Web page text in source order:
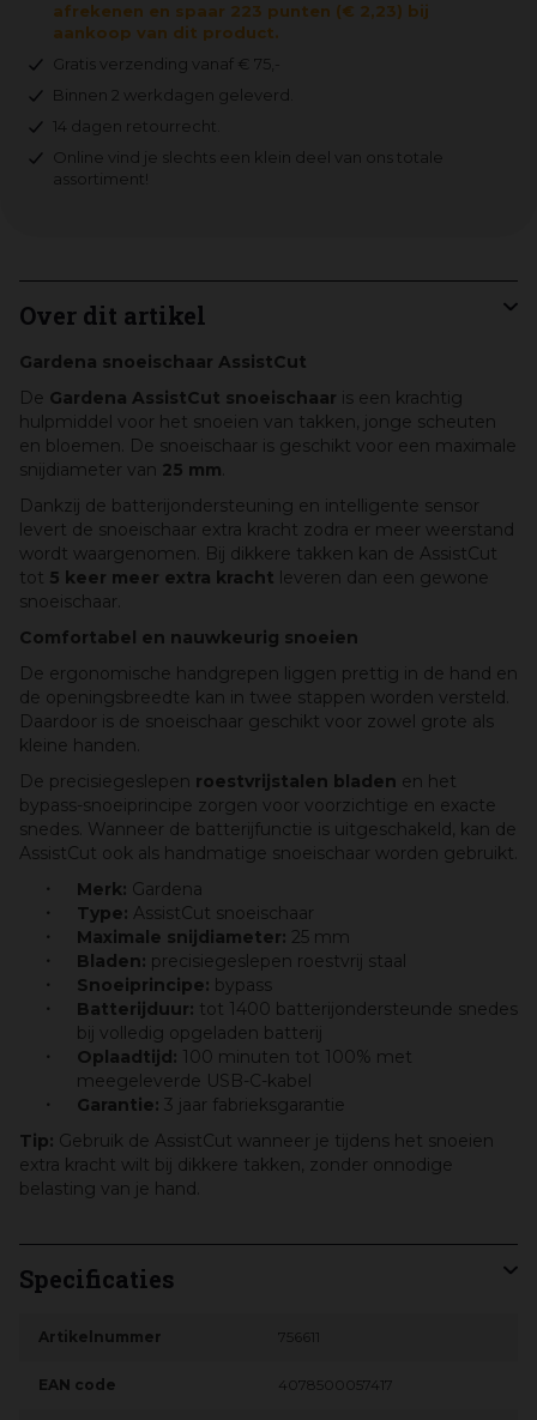
afrekenen en spaar 223 punten (€ 2,23) bij
aankoop van dit product.
Gratis verzending vanaf € 75,-
Binnen 2 werkdagen geleverd.
14 dagen retourrecht.
Online vind je slechts een klein deel van ons totale
assortiment!
Over dit artikel
Gardena snoeischaar AssistCut
De Gardena AssistCut snoeischaar is een krachtig
hulpmiddel voor het snoeien van takken, jonge scheuten
en bloemen. De snoeischaar is geschikt voor een maximale
snijdiameter van 25 mm
Dankzij de batterijondersteuning en intelligente sensor
levert de snoeischaar extra kracht zodra er meer weerstand
wordt waargenomen. Bij dikkere takken kan de AssistCut
tot 5 keer meer extra kracht leveren dan een gewone
snoeischaar.
Comfortabel en nauwkeurig snoeien
De ergonomische handgrepen liggen prettig in de hand en
de openingsbreedte kan in twee stappen worden versteld.
Daardoor is de snoeischaar geschikt voor zowel grote als
kleine handen.
De precisiegeslepen roestvrijstalen bladen en het
bypass-snoeiprincipe zorgen voor voorzichtige en exacte
snedes. Wanneer de batterijfunctie is uitgeschakeld, kan de
AssistCut ook als handmatige snoeischaar worden gebruikt.
Merk: Gardena
Type: AssistCut snoeischaar
Maximale snijdiameter: 25 mm
Bladen: precisiegeslepen roestvrij staal
Snoeiprincipe: bypass
Batterijduur: tot 1400 batterijondersteunde snedes
bij volledig opgeladen batterij
Oplaadtijd: 100 minuten tot 100% met
meegeleverde USB-C-kabel
Garantie: 3 jaar fabrieksgarantie
Tip: Gebruik de AssistCut wanneer je tijdens het snoeien
extra kracht wilt bij dikkere takken, zonder onnodige
belasting van je hand.
Specificaties
Artikelnummer 756611
EAN code 4078500057417